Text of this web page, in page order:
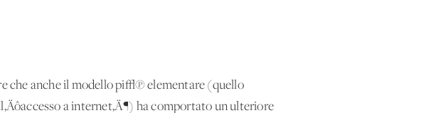
che anche il modello pi√π elementare (quello
a internet‚Ä¶) ha comportato un ulteriore